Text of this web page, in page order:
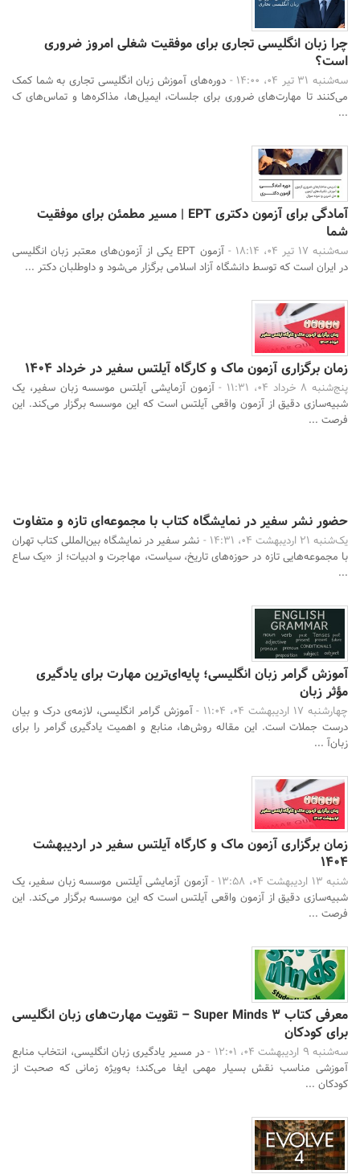
چرا زبان انگلیسی تجاری برای موفقیت شغلی امروز ضروری
است؟
سه‌شنبه 31 تیر 04، 14:00 -
دوره‌های آموزش زبان انگلیسی تجاری به شما کمک
می‌کنند تا مهارت‌های ضروری برای جلسات، ایمیل‌ها، مذاکره‌ها و تماس‌های ک
...
آمادگی برای آزمون دکتری EPT | مسیر مطمئن برای موفقیت
شما
سه‌شنبه 17 تیر 04، 18:14 -
آزمون EPT یکی از آزمون‌های معتبر زبان انگلیسی
در ایران است که توسط دانشگاه آزاد اسلامی برگزار می‌شود و داوطلبان دکتر ...
زمان برگزاری آزمون ماک و کارگاه آیلتس سفیر در خرداد 1404
پنج‌شنبه 8 خرداد 04، 11:31 -
آزمون آزمایشی آیلتس موسسه زبان سفیر، یک
شبیه‌سازی دقیق از آزمون واقعی آیلتس است که این موسسه برگزار می‌کند. این
فرصت ...
حضور نشر سفیر در نمایشگاه کتاب با مجموعه‌ای تازه و متفاوت
یک‌شنبه 21 اردیبهشت 04، 14:31 -
نشر سفیر در نمایشگاه بین‌المللی کتاب تهران
با مجموعه‌هایی تازه در حوزه‌های تاریخ، سیاست، مهاجرت و ادبیات؛ از «یک ساع
...
آموزش گرامر زبان انگلیسی؛ پایه‌ای‌ترین مهارت برای یادگیری
مؤثر زبان
چهارشنبه 17 اردیبهشت 04، 11:04 -
آموزش گرامر انگلیسی، لازمه‌ی درک و بیان
درست جملات است. این مقاله روش‌ها، منابع و اهمیت یادگیری گرامر را برای
زبان‌آ ...
زمان برگزاری آزمون ماک و کارگاه آیلتس سفیر در اردیبهشت
1404
شنبه 13 اردیبهشت 04، 13:58 -
آزمون آزمایشی آیلتس موسسه زبان سفیر، یک
شبیه‌سازی دقیق از آزمون واقعی آیلتس است که این موسسه برگزار می‌کند. این
فرصت ...
معرفی کتاب Super Minds 3 – تقویت مهارت‌های زبان انگلیسی
برای کودکان
سه‌شنبه 9 اردیبهشت 04، 12:01 -
در مسیر یادگیری زبان انگلیسی، انتخاب منابع
آموزشی مناسب نقش بسیار مهمی ایفا می‌کند؛ به‌ویژه زمانی که صحبت از
کودکان ...